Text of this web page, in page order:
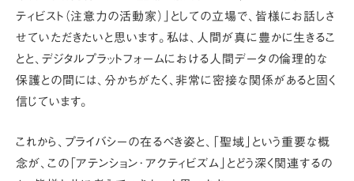
ティビスト（注意力の活動家）」としての立場で、皆様にお話しさ
せていただきたいと思います。私は、人間が真に豊かに生きるこ
とと、デジタルプラットフォームにおける人間データの倫理的な
保護との間には、分かちがたく、非常に密接な関係があると固く
信じています。
これから、プライバシーの在るべき姿と、「聖域」という重要な概
念が、この「アテンション･アクティビズム」とどう深く関連するの